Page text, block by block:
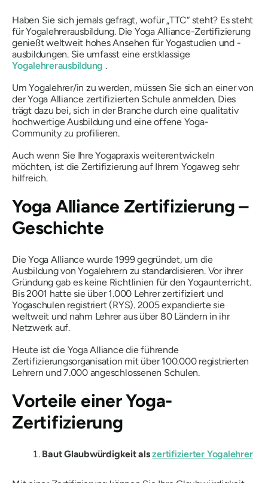
Haben Sie sich jemals gefragt, wofür „TTC“ steht? Es steht
für Yogalehrerausbildung. Die Yoga Alliance-Zertifizierung
genießt weltweit hohes Ansehen für Yogastudien und -
ausbildungen. Sie umfasst eine erstklassige
Yogalehrerausbildung .
Um Yogalehrer/in zu werden, müssen Sie sich an einer von
der Yoga Alliance zertifizierten Schule anmelden. Dies
trägt dazu bei, sich in der Branche durch eine qualitativ
hochwertige Ausbildung und eine offene Yoga-
Community zu profilieren.
Auch wenn Sie Ihre Yogapraxis weiterentwickeln
möchten, ist die Zertifizierung auf Ihrem Yogaweg sehr
hilfreich.
Yoga Alliance Zertifizierung –
Geschichte
Die Yoga Alliance wurde 1999 gegründet, um die
Ausbildung von Yogalehrern zu standardisieren. Vor ihrer
Gründung gab es keine Richtlinien für den Yogaunterricht.
Bis 2001 hatte sie über 1.000 Lehrer zertifiziert und
Yogaschulen registriert (RYS). 2005 expandierte sie
weltweit und nahm Lehrer aus über 80 Ländern in ihr
Netzwerk auf.
Heute ist die Yoga Alliance die führende
Zertifizierungsorganisation mit über 100.000 registrierten
Lehrern und 7.000 angeschlossenen Schulen.
Vorteile einer Yoga-
Zertifizierung
Baut Glaubwürdigkeit alszertifizierter Yogalehrer